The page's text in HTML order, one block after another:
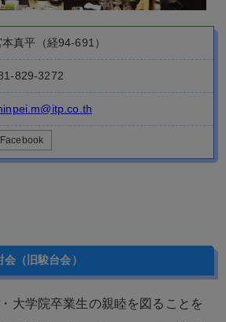
829-3272
Facebook
会組織です。ゴルフコンペ、紫紺